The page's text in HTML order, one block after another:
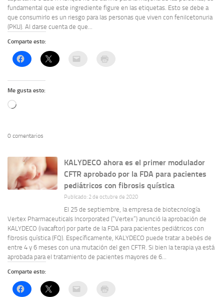
fundamental que este ingrediente figure en las etiquetas. Esto se debe a
que consumirlo es un riesgo para las personas que viven con fenilcetonuria
(PKU). Al darse cuenta de que...
Comparte esto:
Me gusta esto:
Cargando...
0 comentarios
KALYDECO ahora es el primer modulador
CFTR aprobado por la FDA para pacientes
pediátricos con fibrosis quística
Publicado: 2 de octubre de 2020
El 25 de septiembre, la empresa de biotecnología
Vertex Pharmaceuticals Incorporated (“Vertex”) anunció la aprobación de
KALYDECO (ivacaftor) por parte de la FDA para pacientes pediátricos con
fibrosis quística (FQ). Específicamente, KALYDECO puede tratar a bebés de
entre 4 y 6 meses con una mutación del gen CFTR. Si bien la terapia ya está
aprobada para el tratamiento de pacientes mayores de 6...
Comparte esto: